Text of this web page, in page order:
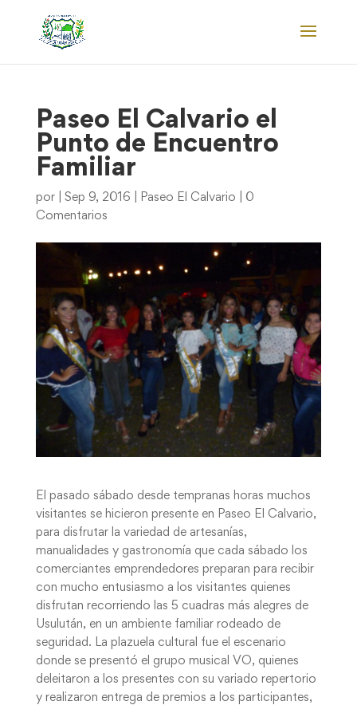
Paseo El Calvario el
Punto de Encuentro
Familiar
por Sep 9, 2016 Paseo El Calvario
0
Comentarios
El pasado sábado desde tempranas horas muchos
visitantes se hicieron presente en Paseo El Calvario,
para disfrutar la variedad de artesanías,
manualidades y gastronomía que cada sábado los
comerciantes emprendedores preparan para recibir
con mucho entusiasmo a los visitantes quienes
disfrutan recorriendo las 5 cuadras más alegres de
Usulután, en un ambiente familiar rodeado de
seguridad. La plazuela cultural fue el escenario
donde se presentó el grupo musical VO, quienes
deleitaron a los presentes con su variado repertorio
y realizaron entrega de premios a los participantes,